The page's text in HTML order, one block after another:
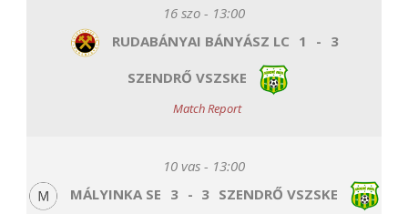
16 szo - 13:00
RUDABÁNYAI BÁNYÁSZ LC 1 - 3
SZENDRŐ VSZSKE
Match Report
10 vas - 13:00
MÁLYINKA SE 3 - 3 SZENDRŐ VSZSKE